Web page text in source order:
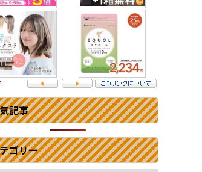
記事
ゴリー